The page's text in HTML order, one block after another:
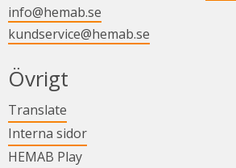
info@hemab.se
kundservice@hemab.se
Övrigt
Translate
Interna sidorLänk till annan webbplats.
HEMAB PlayLänk till annan webbplats.